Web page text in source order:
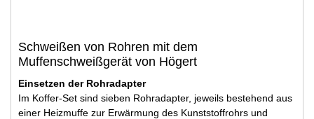
Schweißen von Rohren mit dem
Muffenschweißgerät von Högert
Einsetzen der Rohradapter
Im Koffer-Set sind sieben Rohradapter, jeweils bestehend aus
einer Heizmuffe zur Erwärmung des Kunststoffrohrs und